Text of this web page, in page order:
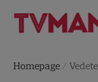
Homepage /